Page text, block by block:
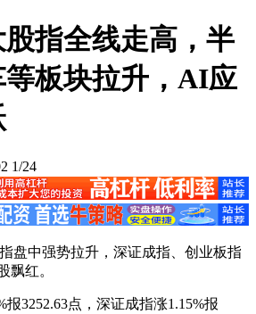
指全线走高，半
板块拉升，AI应
1/24
盘中强势拉升，深证成指、创业板指
飘红。
3252.63点，深证成指涨1.15%报